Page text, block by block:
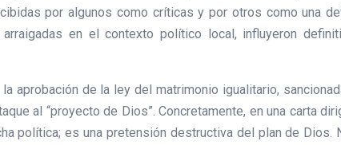
por algunos como críticas y por otros como una
en el contexto político local, influyeron
aprobación de la ley del matrimonio igualitario,
al “proyecto de Dios”. Concretamente, en una carta
política; es una pretensión destructiva del plan de